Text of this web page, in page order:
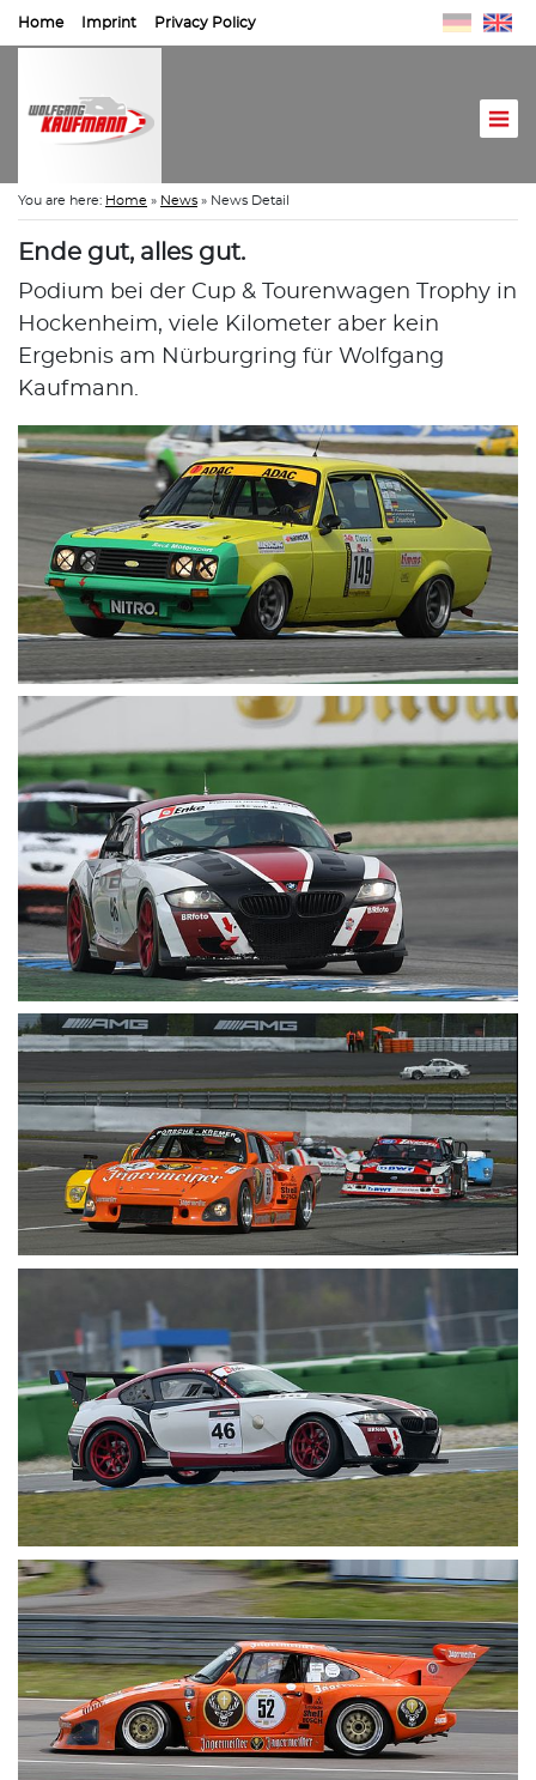
Home Imprint Privacy Policy
You are here: Home » News » News Detail
Ende gut, alles gut.
Podium bei der Cup & Tourenwagen Trophy in
Hockenheim, viele Kilometer aber kein
Ergebnis am Nürburgring für Wolfgang
Kaufmann.